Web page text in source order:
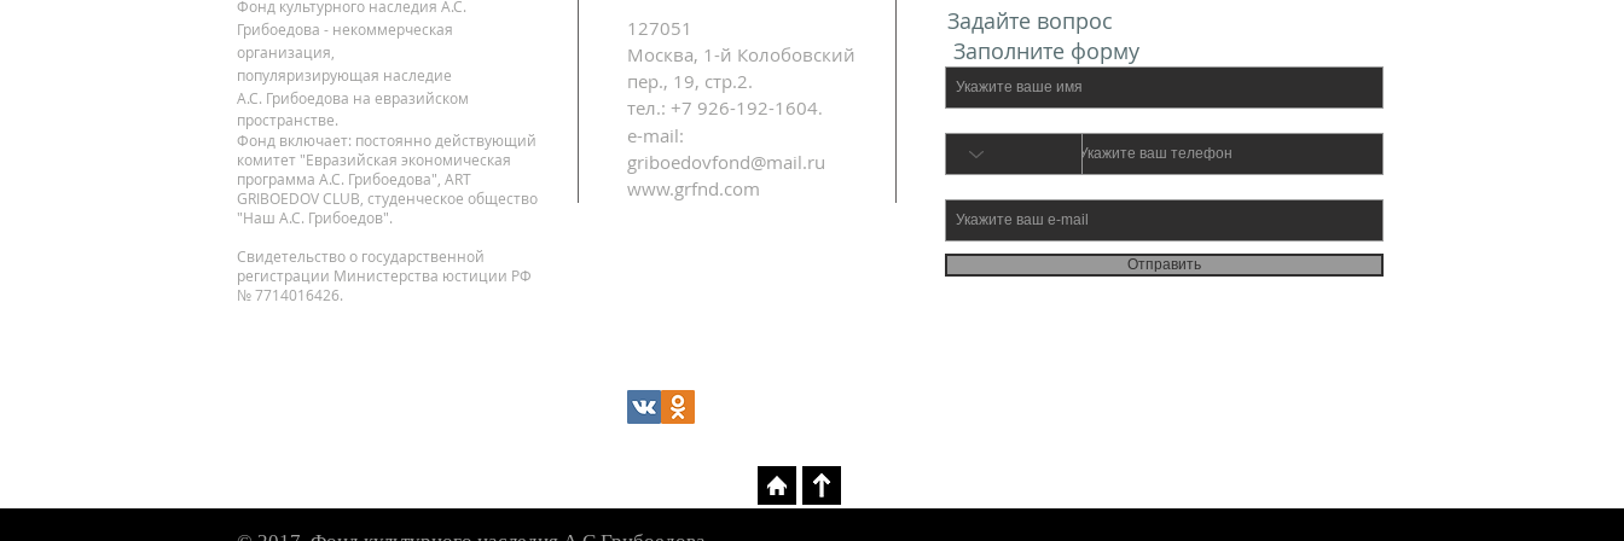
Фонд культурного наследия А.С.
Грибоедова - некоммерческая
организация,
популяризирующая наследие
А.С. Грибоедова на евразийском
пространстве.
Фонд включает: постоянно действующий
комитет "Евразийская экономическая
программа А.С. Грибоедова", ART
GRIBOEDOV CLUB, студенческое общество
"Наш А.С. Грибоедов".
Свидетельство о государственной
регистрации Министерства юстиции РФ
№ 7714016426.
127051
Москва, 1-й Колобовский
пер., 19, стр.2.
тел.: +7 926-192-1604.
e-mail:
griboedovfond@mail.ru
www.grfnd.com
Задайте вопрос
Заполните форму
Отправить